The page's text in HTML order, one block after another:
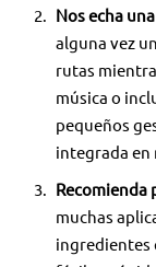
Nos echa
alguna vez
rutas
música o
pequeños
integrada
Recomienda
muchas
ingredientes